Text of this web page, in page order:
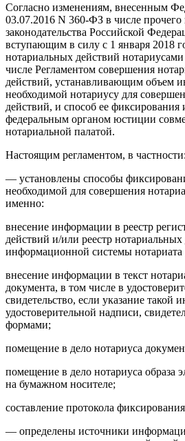
Согласно изменениям, внесенным
03.07.2016 N 360-ФЗ в числе
законодательства Российской
вступающим в силу с 1 января 2018
нотариальных действий нотариусами
числе Регламентом совершения
действий, устанавливающим объем
необходимой нотариусу для
действий, и способ ее
федеральным органом юстиции
нотариальной палатой.
Настоящим регламентом, в частности:
— установлены способы
необходимой для совершения
именно:
внесение информации в реестр
действий и/или реестр
информационной системы
внесение информации в текст
документа, в том числе в
свидетельство, если указание такой
удостоверительной надписи,
формами;
помещение в дело нотариуса
помещение в дело нотариуса образа
на бумажном носителе;
составление протокола
— определены источники